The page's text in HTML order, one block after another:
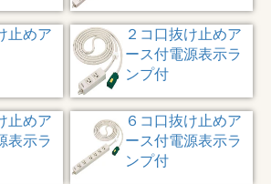
止めア
２コ口抜け止めア
ース付電源表示ラ
ンプ付
止めア
表示ラ
６コ口抜け止めア
ース付電源表示ラ
ンプ付